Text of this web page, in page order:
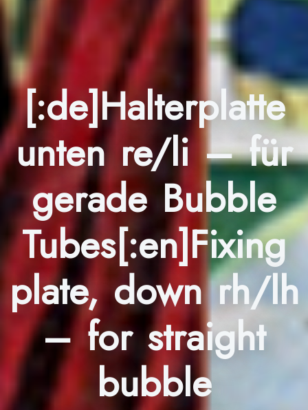
[:de]Halterplatte
unten re/li – für
gerade Bubble
Tubes[:en]Fixing
plate, down rh/lh
– for straight
bubble